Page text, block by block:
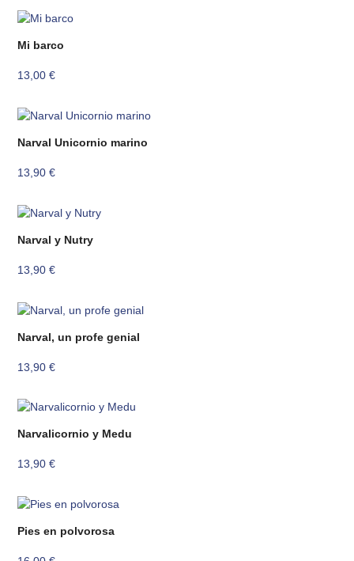
Mi barco
13,00€
Narval Unicornio marino
13,90€
Narval y Nutry
13,90€
Narval, un profe genial
13,90€
Narvalicornio y Medu
13,90€
Pies en polvorosa